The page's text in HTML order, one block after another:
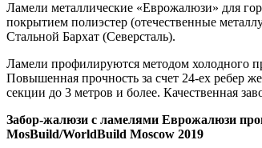
Ламели металлические «Еврожалюзи» для
покрытием полиэстер (отечественные
Стальной Бархат (Северсталь).
Ламели профилируются методом холодного
Повышенная прочность за счет 24-ех ребер
секции до 3 метров и более. Качественная
Забор-жалюзи с ламелями Еврожалюзи
MosBuild/WorldBuild Moscow 2019